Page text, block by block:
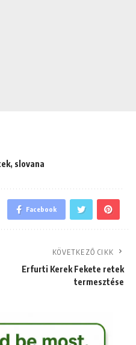
, slovana
Facebook
KÖVETKEZŐ CIKK
Erfurti Kerek Fekete retek
termesztése